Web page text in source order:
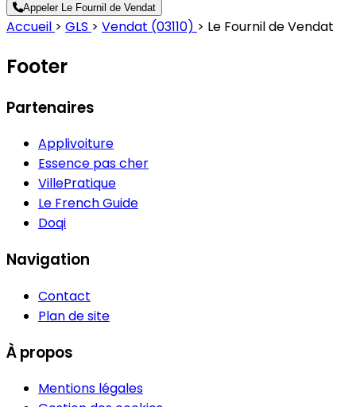
Appeler Le Fournil de Vendat
Accueil > GLS > Vendat (03110) > Le Fournil de Vendat
Footer
Partenaires
Applivoiture
Essence pas cher
VillePratique
Le French Guide
Doqi
Navigation
Contact
Plan de site
À propos
Mentions légales